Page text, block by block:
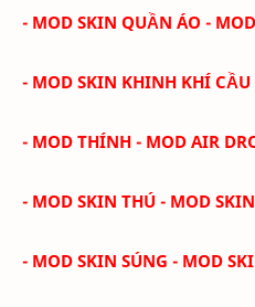
- MOD SKIN QUẦN ÁO -
- MOD SKIN KHINH KHÍ CẦU
- MOD THÍNH - MOD AIR
- MOD SKIN THÚ - MOD
- MOD SKIN SÚNG - MOD